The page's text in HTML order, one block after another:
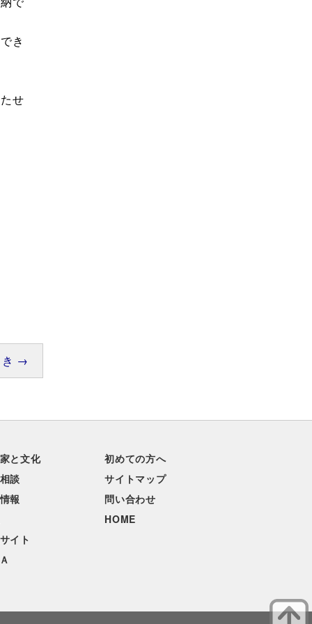
き
せ
き →
と文化
談
報
イト
初めての方へ
サイトマップ
問い合わせ
HOME